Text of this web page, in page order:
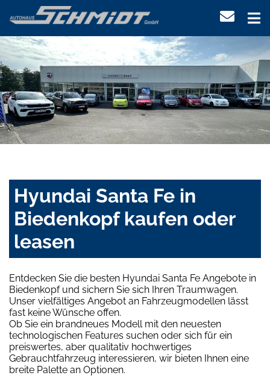
Hyundai Santa Fe in
Biedenkopf kaufen oder
leasen
Entdecken Sie die besten Hyundai Santa Fe Angebote in
Biedenkopf und sichern Sie sich Ihren Traumwagen.
Unser vielfältiges Angebot an Fahrzeugmodellen lässt
fast keine Wünsche offen.
Ob Sie ein brandneues Modell mit den neuesten
technologischen Features suchen oder sich für ein
preiswertes, aber qualitativ hochwertiges
Gebrauchtfahrzeug interessieren, wir bieten Ihnen eine
breite Palette an Optionen.